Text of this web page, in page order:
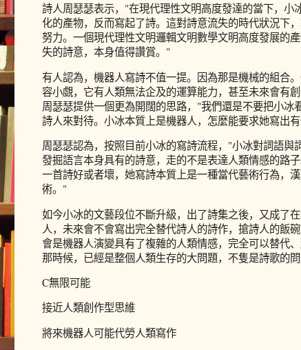
詩人周瑟瑟表示，"在現代理性文明高度發達的當下，小
化的產物，反而寫起了詩。這對詩意流失的時代狀況下
努力。一個現代理性文明邏輯文明數學文明高度發展的
失的詩意，本身值得讚賞。"
有人認為，機器人寫詩不值一提。因為那是機械的組合
容小覷，它有人類無法企及的運算能力，甚至未來會有創
周瑟瑟提供一個更為開闊的思路，"我們還是不要把小冰
詩人來對待。小冰本質上是機器人，怎麼能要求她寫出
周瑟瑟認為，按照目前小冰的寫詩流程，"小冰對詞語與
發掘語言本身具有的詩意，走的不是表達人類情感的路
一首詩好或者壞，她寫詩本質上是一種當代藝術行為，
術。"
如今小冰的文藝段位不斷升級，出了詩集之後，又成了
人，未來會不會寫出完全替代詩人的詩作，搶詩人的飯
會是機器人演變具有了複雜的人類情感，完全可以替代
那時候，已經是整個人類生存的大問題，不隻是詩歌的
C無限可能
接近人類創作型思維
將來機器人可能代勞人類寫作